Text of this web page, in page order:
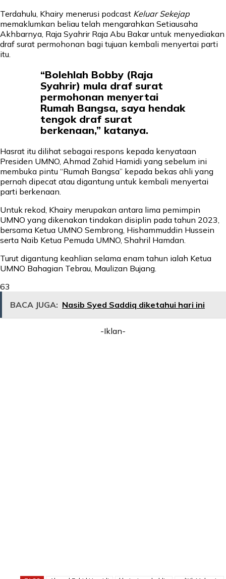
Terdahulu, Khairy menerusi podcast Keluar Sekejap
memaklumkan beliau telah mengarahkan Setiausaha
Akhbarnya, Raja Syahrir Raja Abu Bakar untuk menyediakan
draf surat permohonan bagi tujuan kembali menyertai parti
itu.
“Bolehlah Bobby (Raja
Syahrir) mula draf surat
permohonan menyertai
Rumah Bangsa, saya hendak
tengok draf surat
berkenaan,” katanya.
Hasrat itu dilihat sebagai respons kepada kenyataan
Presiden UMNO, Ahmad Zahid Hamidi yang sebelum ini
membuka pintu “Rumah Bangsa” kepada bekas ahli yang
pernah dipecat atau digantung untuk kembali menyertai
parti berkenaan.
Untuk rekod, Khairy merupakan antara lima pemimpin
UMNO yang dikenakan tindakan disiplin pada tahun 2023,
bersama Ketua UMNO Sembrong, Hishammuddin Hussein
serta Naib Ketua Pemuda UMNO, Shahril Hamdan.
Turut digantung keahlian selama enam tahun ialah Ketua
UMNO Bahagian Tebrau, Maulizan Bujang.
63
BACA JUGA: Nasib Syed Saddiq diketahui hari ini
-Iklan-